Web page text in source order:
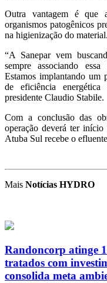
Outra vantagem é que
organismos patogênicos
na higienização do material.
“A Sanepar vem
sempre associando
Estamos implantando um
de eficiência
presidente Claudio Stabile.
Com a conclusão das
operação deverá ter
Atuba Sul recebe o
Mais Notícias HYDRO
Randoncorp atinge
tratados com
consolida meta